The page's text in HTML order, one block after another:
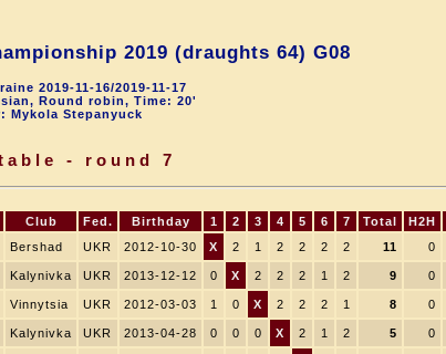
2019 (draughts 64) G08
2019-11-16/2019-11-17
Round robin, Time: 20'
Mykola Stepanyuck
- round 7
Club Fed. Birthday 1 2 3 4 5 6 7 Total H2H
Bershad UKR 2012-10-30 X 2 1 2 2 2 2 11 0
Kalynivka UKR 2013-12-12 0 X 2 2 2 1 2 9 0
Vinnytsia UKR 2012-03-03 1 0 X 2 2 2 1 8 0
Kalynivka UKR 2013-04-28 0 0 0 X 2 1 2 5 0